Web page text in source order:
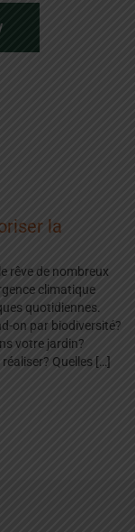
la
rêve de nombreux
climatique
quotidiennes.
on par biodiversité?
votre jardin?
Quelles […]